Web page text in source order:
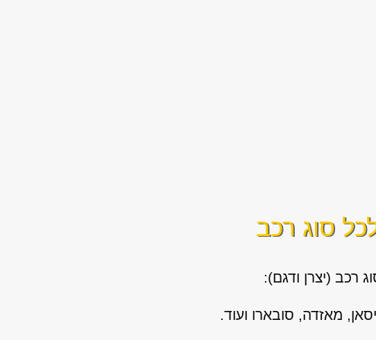
סוג רכב
רכב (יצרן ודגם):
מאזדה, סובארו ועוד.